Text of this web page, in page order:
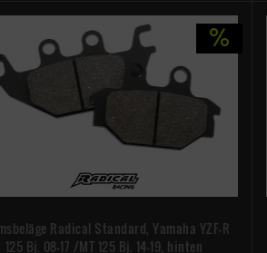
Radical Standard, Yamaha YZF-R
125 Bj. 08-17 /MT 125 Bj. 14-19, hinten